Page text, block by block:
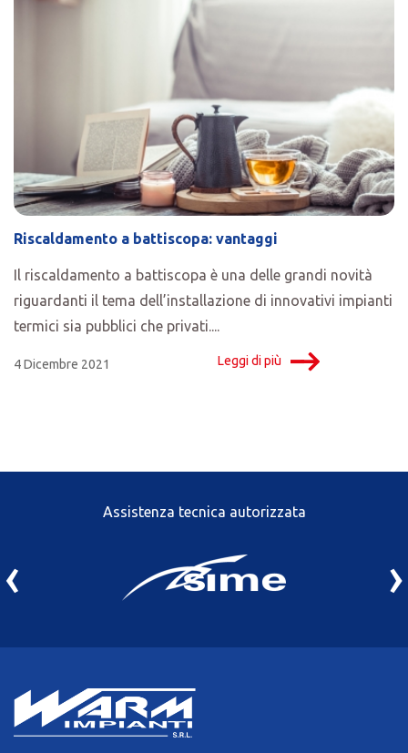
Riscaldamento a battiscopa: vantaggi
Il riscaldamento a battiscopa è una delle grandi novità
riguardanti il tema dell’installazione di innovativi impianti
termici sia pubblici che privati....
4 Dicembre 2021 Leggi di più
Assistenza tecnica autorizzata
‹ ›